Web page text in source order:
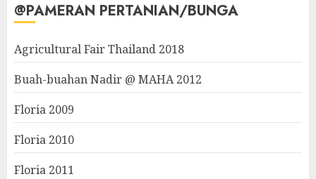
@PAMERAN PERTANIAN/BUNGA
Agricultural Fair Thailand 2018
Buah-buahan Nadir @ MAHA 2012
Floria 2009
Floria 2010
Floria 2011